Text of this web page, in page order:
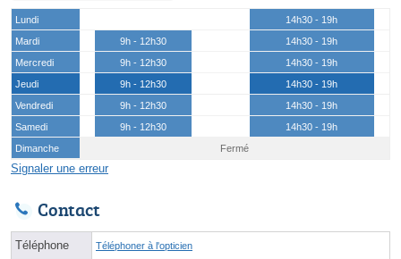
Lundi
14h30 - 19h
Mardi
9h - 12h30
14h30 - 19h
Mercredi
9h - 12h30
14h30 - 19h
Jeudi
9h - 12h30
14h30 - 19h
Vendredi
9h - 12h30
14h30 - 19h
Samedi
9h - 12h30
14h30 - 19h
Dimanche
Fermé
Signaler une erreur
Contact
Téléphone Téléphoner à l'opticien